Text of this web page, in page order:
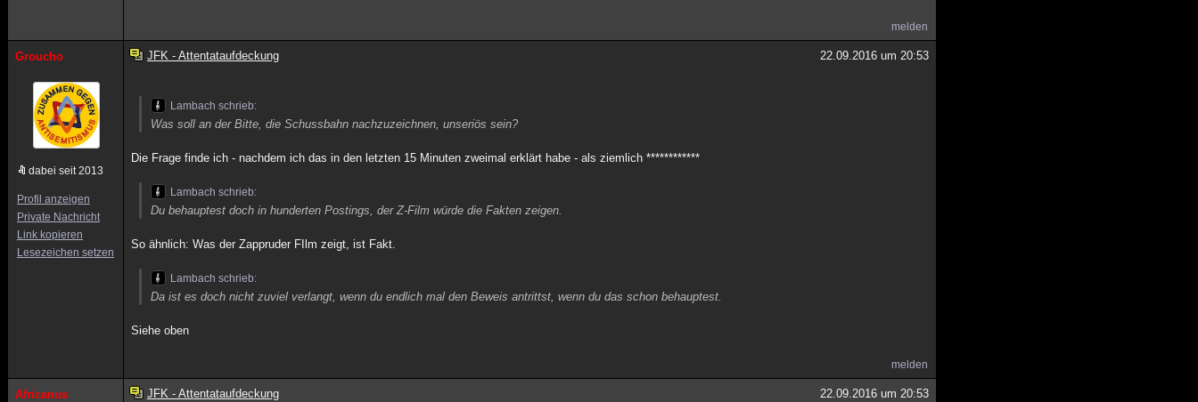
melden
Groucho
dabei seit 2013
Profil anzeigen
Private Nachricht
Link kopieren
Lesezeichen setzen
JFK - Attentataufdeckung 22.09.2016 um 20:53
Lambach schrieb:
Was soll an der Bitte, die Schussbahn nachzuzeichnen, unseriös sein?
Die Frage finde ich - nachdem ich das in den letzten 15 Minuten zweimal erklärt habe - als ziemlich ************
Lambach schrieb:
Du behauptest doch in hunderten Postings, der Z-Film würde die Fakten zeigen.
So ähnlich: Was der Zappruder FIlm zeigt, ist Fakt.
Lambach schrieb:
Da ist es doch nicht zuviel verlangt, wenn du endlich mal den Beweis antrittst, wenn du das schon behauptest.
Siehe oben
melden
Africanus JFK - Attentataufdeckung 22.09.2016 um 20:53